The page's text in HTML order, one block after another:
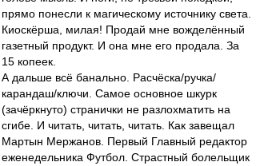
прямо понесли к магическому источнику света.
Киоскёрша, милая! Продай мне вожделённый
газетный продукт. И она мне его продала. За
15 копеек.
А дальше всё банально. Расчёска/ручка/
карандаш/ключи. Самое основное шкурк
(зачёркнуто) странички не разлохматить на
сгибе. И читать, читать, читать. Как завещал
Мартын Мержанов. Первый Главный редактор
еженедельника Футбол. Страстный болельщик